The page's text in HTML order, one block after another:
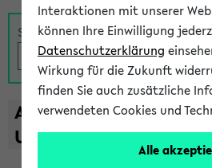
Suche
A B C D E F G H I J K L
U
V W X
Interaktionen mit unserer
können Ihre Einwilligung
Datenschutzerklärung
Wirkung für die Zukunft
finden Sie auch zusätzliche
verwendeten Cookies und
Alle